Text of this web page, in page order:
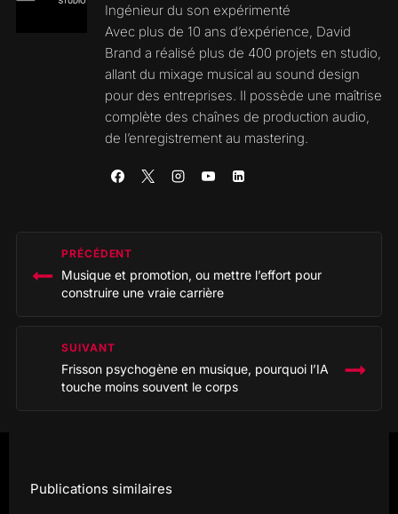
Ingénieur du son expérimenté
Avec plus de 10 ans d’expérience, David
Brand a réalisé plus de 400 projets en studio,
allant du mixage musical au sound design
pour des entreprises. Il possède une maîtrise
complète des chaînes de production audio,
de l’enregistrement au mastering.
l’article
PRÉCÉDENT
Musique et promotion, ou mettre l’effort pour
construire une vraie carrière
SUIVANT
Frisson psychogène en musique, pourquoi l’IA
touche moins souvent le corps
Publications similaires